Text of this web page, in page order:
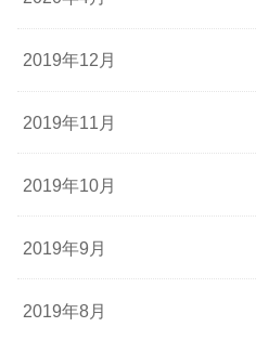
2019年12月
2019年11月
2019年10月
2019年9月
2019年8月